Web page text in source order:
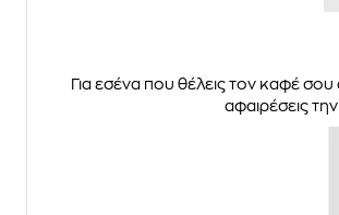
Για εσένα που θέλεις τον καφέ σου
αφαιρέσεις